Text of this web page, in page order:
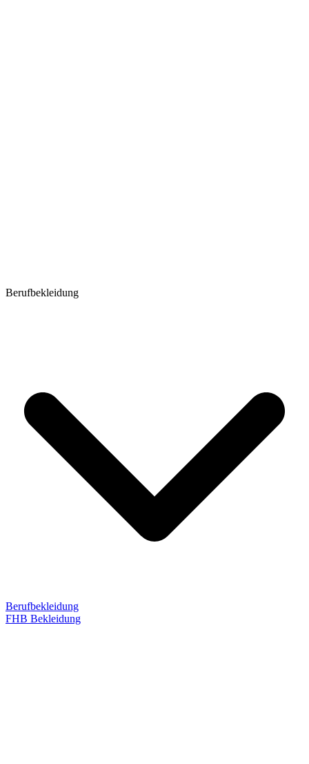
Berufbekleidung
Berufbekleidung
FHB Bekleidung